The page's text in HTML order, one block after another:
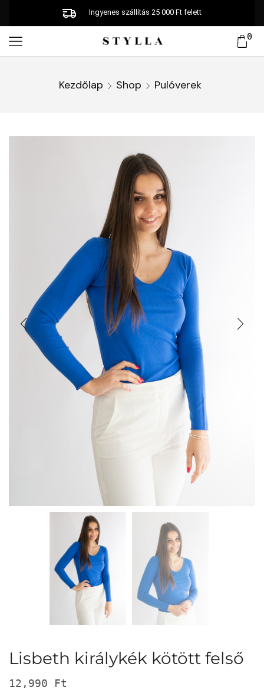
Ingyenes szállítás 25 000 Ft felett
0
Kezdőlap Shop Pulóverek
Lisbeth királykék kötött felső
12,990 Ft